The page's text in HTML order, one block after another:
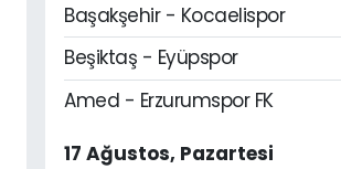
Başakşehir - Kocaelispor
Beşiktaş - Eyüpspor
Amed - Erzurumspor FK
17 Ağustos, Pazartesi